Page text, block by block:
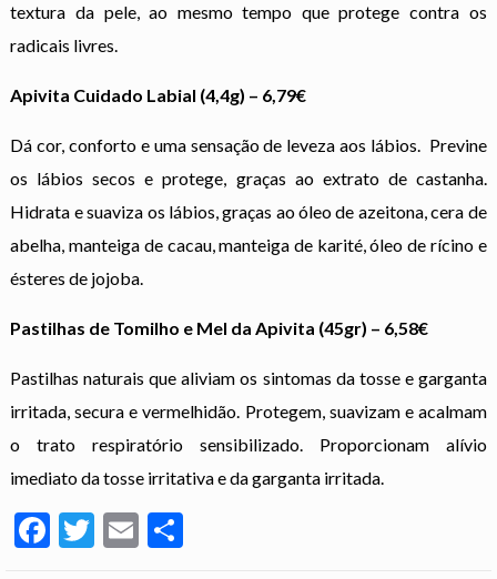
textura da pele, ao mesmo tempo que protege contra os
radicais livres.
Apivita Cuidado Labial (4,4g) – 6,79€
Dá cor, conforto e uma sensação de leveza aos lábios. Previne
os lábios secos e protege, graças ao extrato de castanha.
Hidrata e suaviza os lábios, graças ao óleo de azeitona, cera de
abelha, manteiga de cacau, manteiga de karité, óleo de rícino e
ésteres de jojoba.
Pastilhas de Tomilho e Mel da Apivita (45gr) – 6,58€
Pastilhas naturais que aliviam os sintomas da tosse e garganta
irritada, secura e vermelhidão. Protegem, suavizam e acalmam
o trato respiratório sensibilizado. Proporcionam alívio
imediato da tosse irritativa e da garganta irritada.
Facebook
Twitter
Email